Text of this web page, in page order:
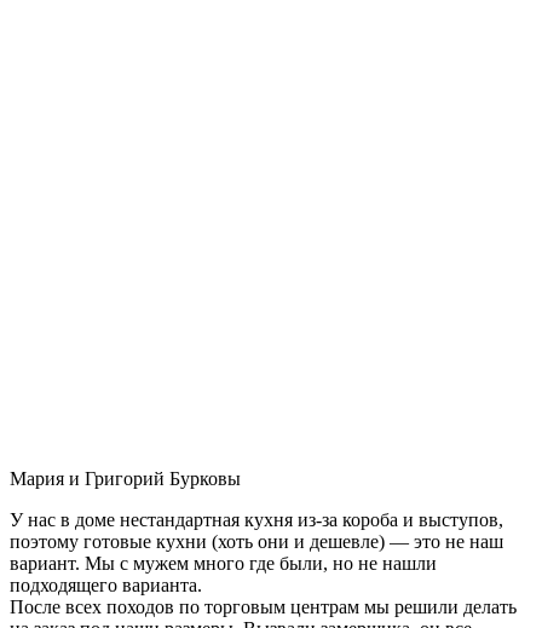
Мария и Григорий Бурковы
У нас в доме нестандартная кухня из-за короба и выступов,
поэтому готовые кухни (хоть они и дешевле) — это не наш
вариант. Мы с мужем много где были, но не нашли
подходящего варианта.
После всех походов по торговым центрам мы решили делать